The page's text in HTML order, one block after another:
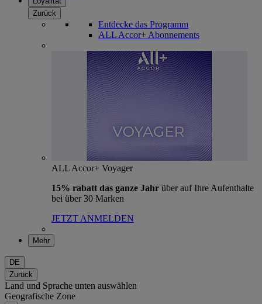
Zurück
Entdecke das Programm
ALL Accor+ Abonnements
ALL Accor+ Voyager
15% rabatt das ganze Jahr über auf Ihre Aufenthalte
bei über 30 Marken
JETZT ANMELDEN
Mehr
DE
Zurück
Land und Sprache unten auswählen
Geografische Zone